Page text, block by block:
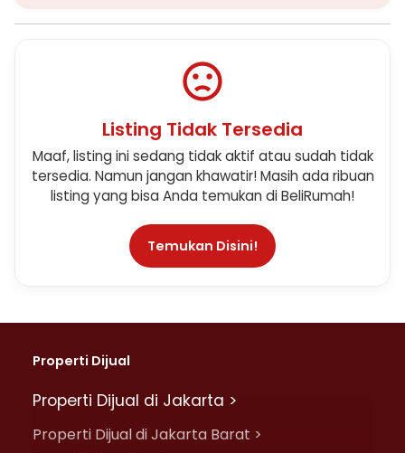
Listing Tidak Tersedia
Maaf, listing ini sedang tidak aktif atau sudah tidak
tersedia. Namun jangan khawatir! Masih ada ribuan
listing yang bisa Anda temukan di BeliRumah!
Temukan Disini!
Properti Dijual
Properti Dijual di Jakarta >
Properti Dijual di Jakarta Barat >